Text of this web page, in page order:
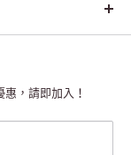
，請即加入！